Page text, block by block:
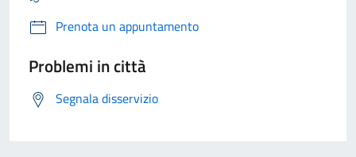
Prenota un appuntamento
Problemi in città
Segnala disservizio